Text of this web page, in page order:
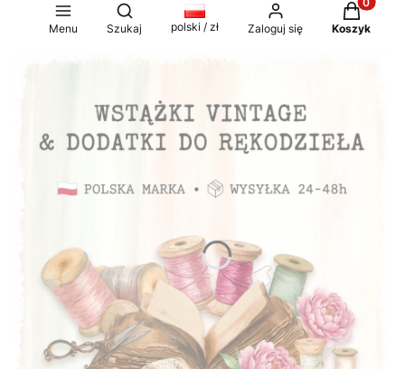
Menu
Otwórz wyszukiwarkę
Szukaj polski / zł Zaloguj się
Produkty
Koszyk